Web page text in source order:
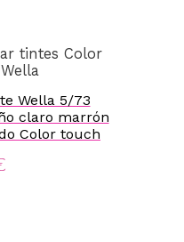
tintes Color
Wella 5/73
claro marrón
Color touch